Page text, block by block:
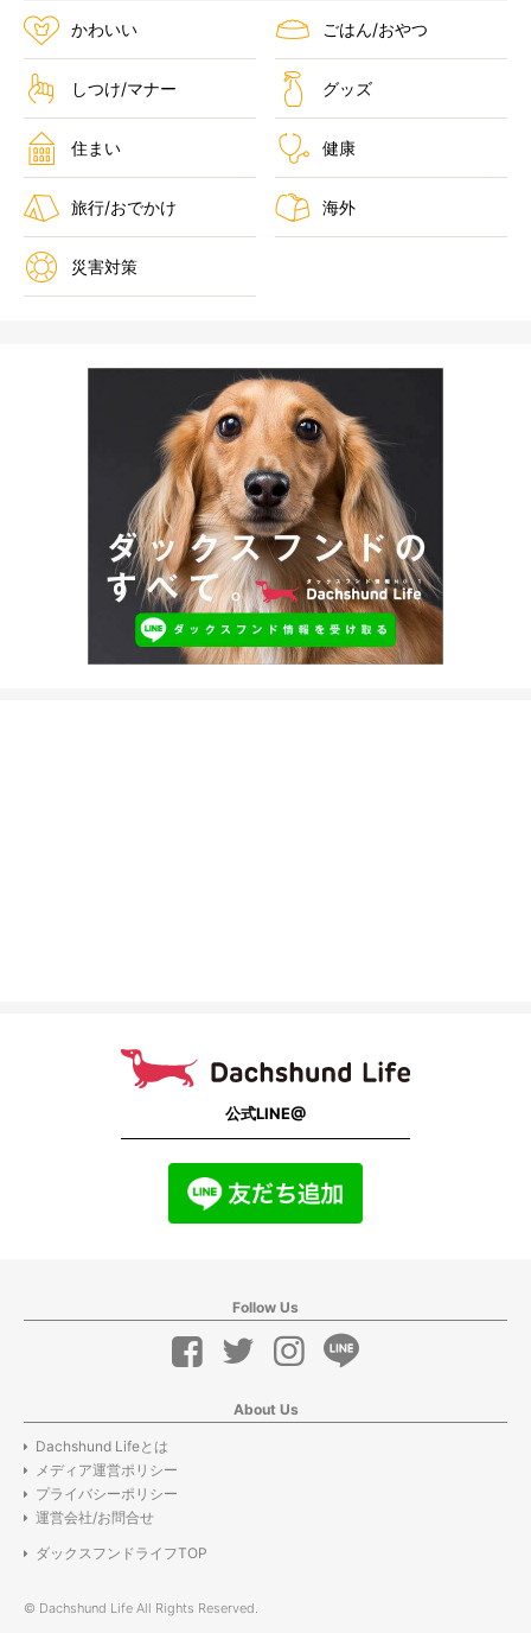
かわいい ごはん/おやつ
しつけ/マナー グッズ
住まい 健康
旅行/おでかけ 海外
災害対策
公式LINE@
Follow Us
About Us
Dachshund Lifeとは
メディア運営ポリシー
プライバシーポリシー
運営会社/お問合せ
ダックスフンドライフTOP
© Dachshund Life All Rights Reserved.